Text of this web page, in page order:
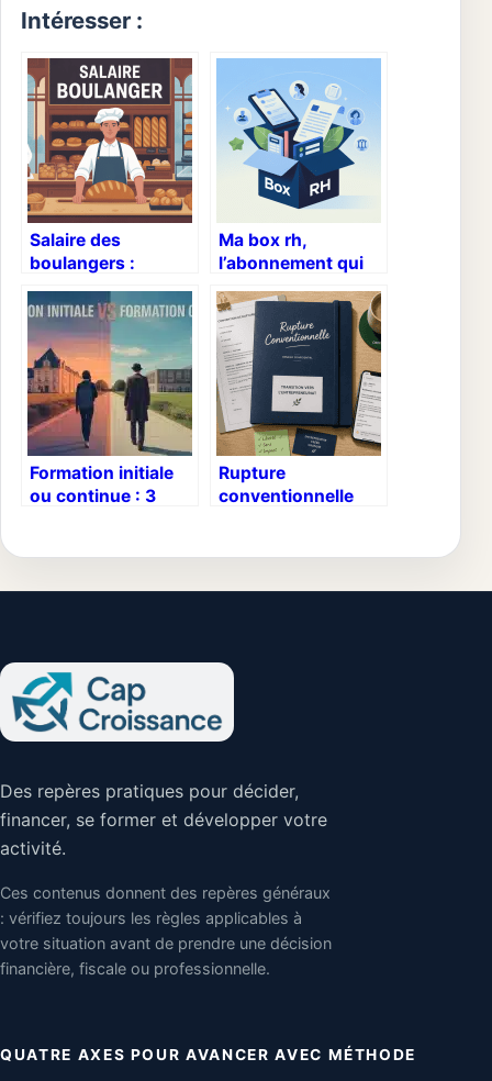
Intéresser :
Salaire des
boulangers :
combien gagnent-
ils vraiment en
2024 ?
Ma box rh,
l’abonnement qui
simplifie vraiment
votre gestion des
ressources
humaines
Formation initiale
ou continue : 3
Rupture
conventionnelle
sécuriser votre
Des repères pratiques pour décider,
financer, se former et développer votre
activité.
Ces contenus donnent des repères généraux
: vérifiez toujours les règles applicables à
votre situation avant de prendre une décision
financière, fiscale ou professionnelle.
QUATRE AXES POUR AVANCER AVEC MÉTHODE